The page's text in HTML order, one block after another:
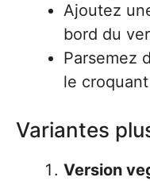
Ajoutez
bord du
Parsemez
le croquant
Variantes
Version